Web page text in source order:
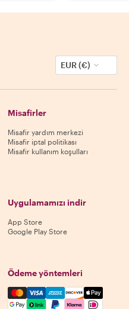
EUR (€)
Misafirler
Misafir yardım merkezi
Misafir iptal politikası
Misafir kullanım koşulları
Uygulamamızı indir
App Store
Google Play Store
Ödeme yöntemleri
Mastercard, Visa, Amex,